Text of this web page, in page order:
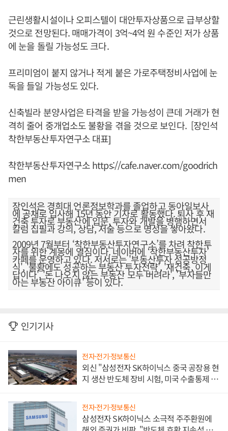
근린생활시설이나 오피스텔이 대안투자상품으로 급부상할
것으로 전망된다. 매매가격이 3억~4억 원 수준인 저가 상품
에 눈을 돌릴 가능성도 크다.
프리미엄이 붙지 않거나 적게 붙은 가로주택정비사업에 눈
독을 들일 가능성도 있다.
신축빌라 분양사업은 타격을 받을 가능성이 큰데 거래가 현
격히 줄어 중개업소도 불황을 겪을 것으로 보인다. [장인석
착한부동산투자연구소 대표]
착한부동산투자연구소https://cafe.naver.com/goodrich
men
장인석은 경희대 언론정보학과를 졸업하고 동아일보사
에 공채로 입사해 15년 동안 기자로 활동했다. 퇴사 후 재
건축 투자로 부동산에 입문, 투자와 개발을 병행하면서
칼럼 집필과 강의, 상담, 저술 등으로 명성을 쌓아왔다.
2009년 7월부터 ‘착한부동산투자연구소’를 차려 착한투
자를 위한 계몽에 열심이다. 네이버에 ‘착한부동산투자’
카페를 운영하고 있다. 저서로는 '부동산투자 성공방정
식', '불황에도 성공하는 부동산 투자전략', '재건축, 이게
답이다', '돈 나오지 않는 부동산 모두 버려라', '부자들만
아는 부동산 아이큐' 등이 있다.
인기기사
전자·전기·정보통신
외신 "삼성전자 SK하이닉스 중국 공장용 현
지 생산 반도체 장비 시험, 미국 수출통제 대
전자·전기·정보통신
삼성전자 SK하이닉스 소극적 주주환원에